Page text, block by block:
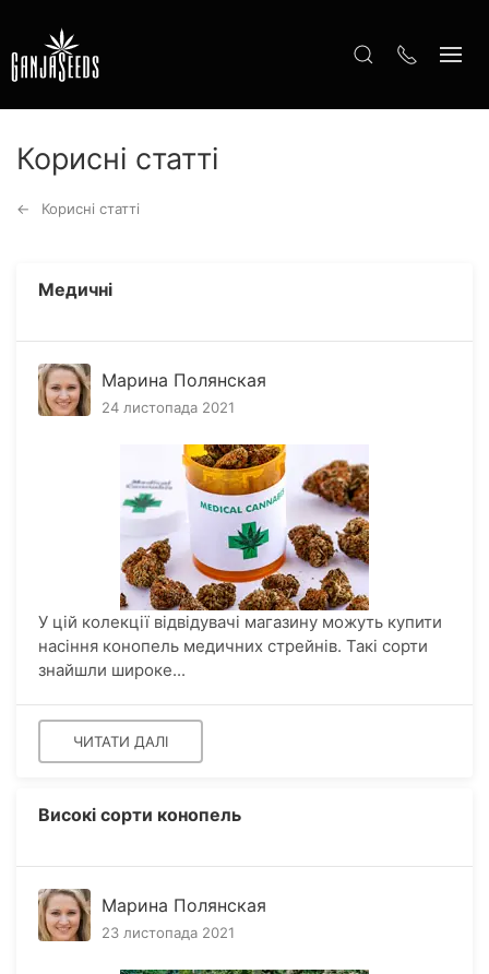
Корисні статті
Корисні статті
Медичні
Марина Полянская
24 листопада 2021
У цій колекції відвідувачі магазину можуть купити
насіння конопель медичних стрейнів. Такі сорти
знайшли широке...
ЧИТАТИ ДАЛІ
Високі сорти конопель
Марина Полянская
23 листопада 2021